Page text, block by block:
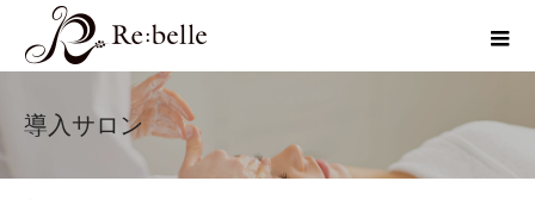
導入サロン